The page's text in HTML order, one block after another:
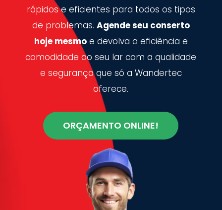
rápidos e eficientes para todos os tipos
de problemas. Agende seu conserto
hoje mesmoe devolva a eficiência e
comodidade ao seu lar com a qualidade
e segurança que só a Wandertec
oferece.
ORÇAMENTO ONLINE!